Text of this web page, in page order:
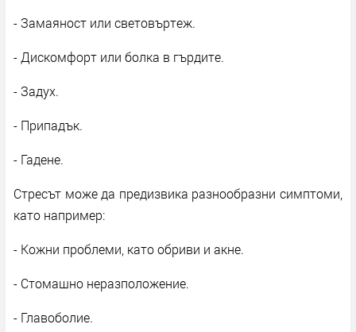
- Замаяност или световъртеж.
- Дискомфорт или болка в гърдите.
- Задух.
- Припадък.
- Гадене.
Стресът може да предизвика разнообразни симптоми,
като например:
- Кожни проблеми, като обриви и акне.
- Стомашно неразположение.
- Главоболие.